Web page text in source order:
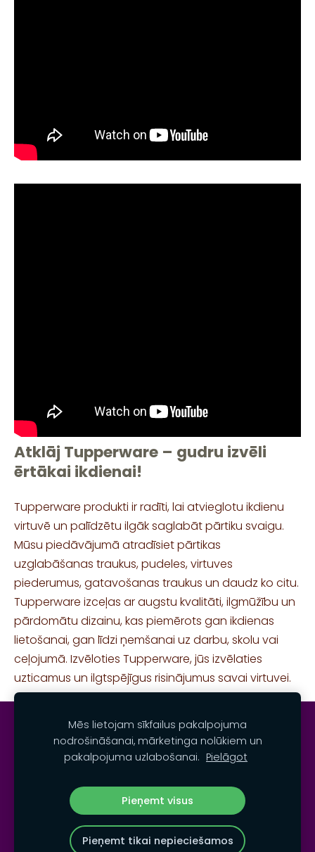
Atklāj Tupperware – gudru izvēli
ērtākai ikdienai!
Tupperware produkti ir radīti, lai atvieglotu ikdienu
virtuvē un palīdzētu ilgāk saglabāt pārtiku svaigu.
Mūsu piedāvājumā atradīsiet pārtikas
uzglabāšanas traukus, pudeles, virtuves
piederumus, gatavošanas traukus un daudz ko citu.
Tupperware izceļas ar augstu kvalitāti, ilgmūžību un
pārdomātu dizainu, kas piemērots gan ikdienas
lietošanai, gan līdzi ņemšanai uz darbu, skolu vai
ceļojumā. Izvēloties Tupperware, jūs izvēlaties
uzticamus un ilgtspējīgus risinājumus savai virtuvei.
KONTAKTI NOTEIKUMI SĪKDATNES
TUPPERWARE IZPLATĪTĀJS LATVIJĀ SIA''MAXFUN''
©2005-2026
Mēs lietojam sīkfailus pakalpojuma
nodrošināšanai, mārketinga nolūkiem un
pakalpojuma uzlabošanai. Pielāgot
Pieņemt visus
Pieņemt tikai nepieciešamos